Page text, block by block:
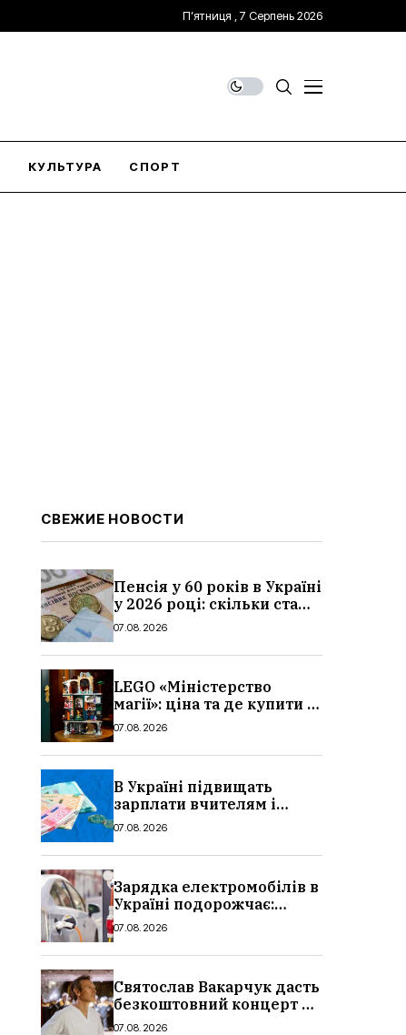
П’ятниця , 7 Серпень 2026
КУЛЬТУРА СПОРТ
СВЕЖИЕ НОВОСТИ
Пенсія у 60 років в Україні
у 2026 році: скільки стажу
потрібно, умови, кому
07.08.2026
LEGO «Міністерство
магії»: ціна та де купити в
Україні
07.08.2026
В Україні підвищать
зарплати вчителям і
стипендії студентам з 1
суми, розмір
07.08.2026
Зарядка електромобілів в
Україні подорожчає:
причина і нові ціни з
07.08.2026
Святослав Вакарчук дасть
безкоштовний концерт у
Львові: дата і місце
07.08.2026